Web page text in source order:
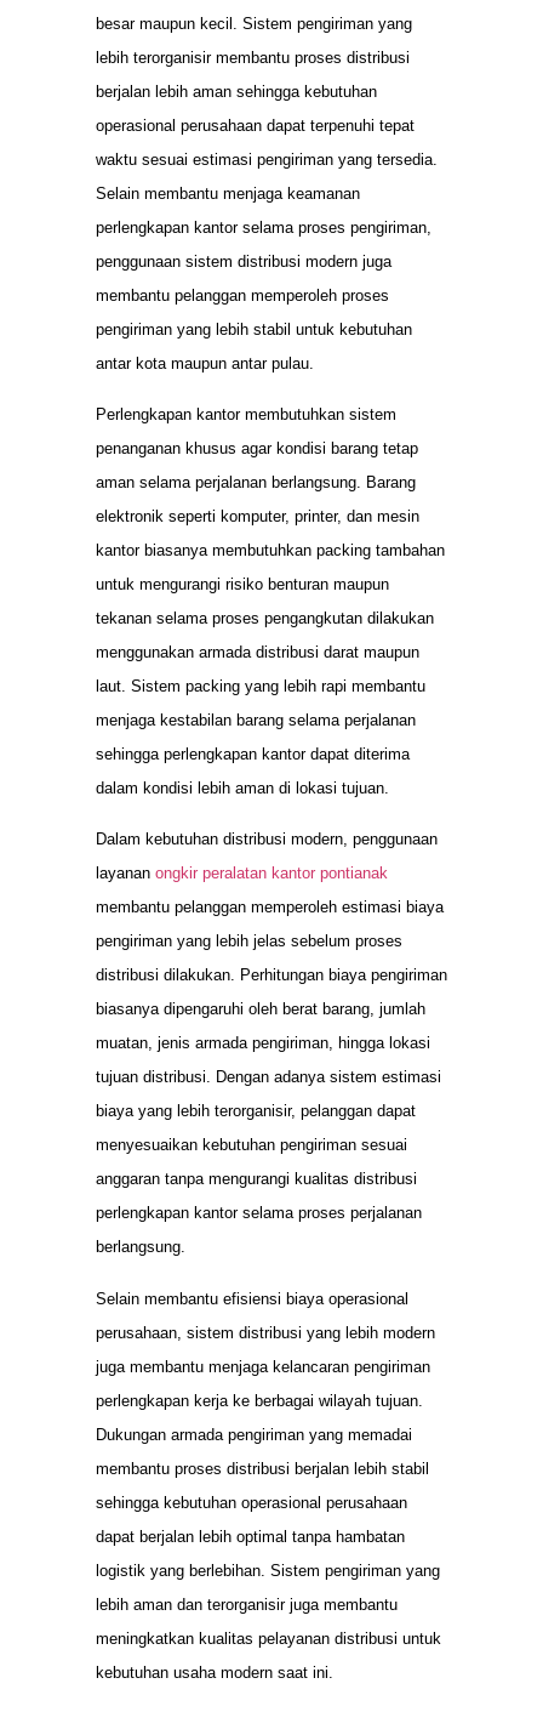
besar maupun kecil. Sistem pengiriman yang
lebih terorganisir membantu proses distribusi
berjalan lebih aman sehingga kebutuhan
operasional perusahaan dapat terpenuhi tepat
waktu sesuai estimasi pengiriman yang tersedia.
Selain membantu menjaga keamanan
perlengkapan kantor selama proses pengiriman,
penggunaan sistem distribusi modern juga
membantu pelanggan memperoleh proses
pengiriman yang lebih stabil untuk kebutuhan
antar kota maupun antar pulau.
Perlengkapan kantor membutuhkan sistem
penanganan khusus agar kondisi barang tetap
aman selama perjalanan berlangsung. Barang
elektronik seperti komputer, printer, dan mesin
kantor biasanya membutuhkan packing tambahan
untuk mengurangi risiko benturan maupun
tekanan selama proses pengangkutan dilakukan
menggunakan armada distribusi darat maupun
laut. Sistem packing yang lebih rapi membantu
menjaga kestabilan barang selama perjalanan
sehingga perlengkapan kantor dapat diterima
dalam kondisi lebih aman di lokasi tujuan.
Dalam kebutuhan distribusi modern, penggunaan
layanan ongkir peralatan kantor pontianak
membantu pelanggan memperoleh estimasi biaya
pengiriman yang lebih jelas sebelum proses
distribusi dilakukan. Perhitungan biaya pengiriman
biasanya dipengaruhi oleh berat barang, jumlah
muatan, jenis armada pengiriman, hingga lokasi
tujuan distribusi. Dengan adanya sistem estimasi
biaya yang lebih terorganisir, pelanggan dapat
menyesuaikan kebutuhan pengiriman sesuai
anggaran tanpa mengurangi kualitas distribusi
perlengkapan kantor selama proses perjalanan
berlangsung.
Selain membantu efisiensi biaya operasional
perusahaan, sistem distribusi yang lebih modern
juga membantu menjaga kelancaran pengiriman
perlengkapan kerja ke berbagai wilayah tujuan.
Dukungan armada pengiriman yang memadai
membantu proses distribusi berjalan lebih stabil
sehingga kebutuhan operasional perusahaan
dapat berjalan lebih optimal tanpa hambatan
logistik yang berlebihan. Sistem pengiriman yang
lebih aman dan terorganisir juga membantu
meningkatkan kualitas pelayanan distribusi untuk
kebutuhan usaha modern saat ini.